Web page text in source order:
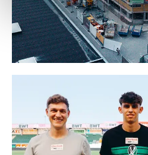
Weitere Details, insbesondere
Empfänger entnehmen Sie
Datenschutzerklärung.